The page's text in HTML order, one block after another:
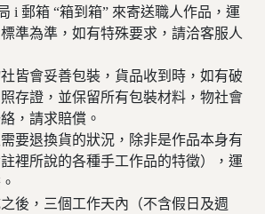
i 郵箱 “箱到箱” 來寄送職人作品，運
準為準，如有特殊要求，請洽客服人
皆會妥善包裝，貨品收到時，如有破
存證，並保留所有包裝材料，物社會
，請求賠償。
要退換貨的狀況，除非是作品本身有
裡所說的各種手工作品的特徵），運
後，三個工作天內（不含假日及週